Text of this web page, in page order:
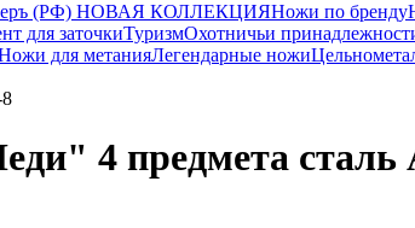
(РФ) НОВАЯ КОЛЛЕКЦИЯНожи по бренду
для заточкиТуризмОхотничьи
для метанияЛегендарные ножи
4 предмета сталь